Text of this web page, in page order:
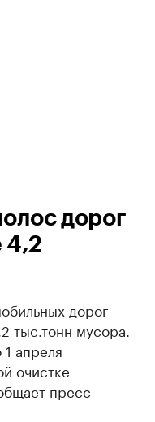
дорог
4,2
дорог
тыс.тонн мусора.
апреля
очистке
пресс-